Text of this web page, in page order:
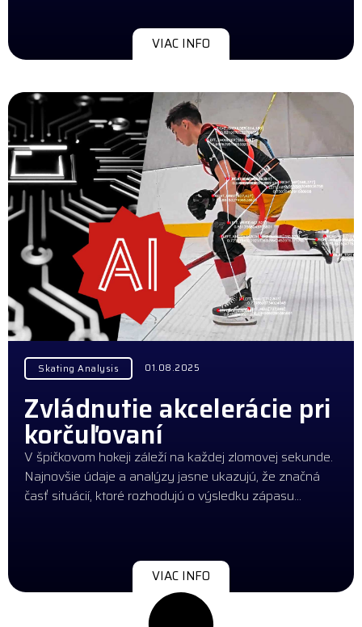
VIAC INFO
Skating Analysis 01.08.2025
Zvládnutie akcelerácie pri
korčuľovaní
V špičkovom hokeji záleží na každej zlomovej sekunde.
Najnovšie údaje a analýzy jasne ukazujú, že značná
časť situácií, ktoré rozhodujú o výsledku zápasu…
VIAC INFO